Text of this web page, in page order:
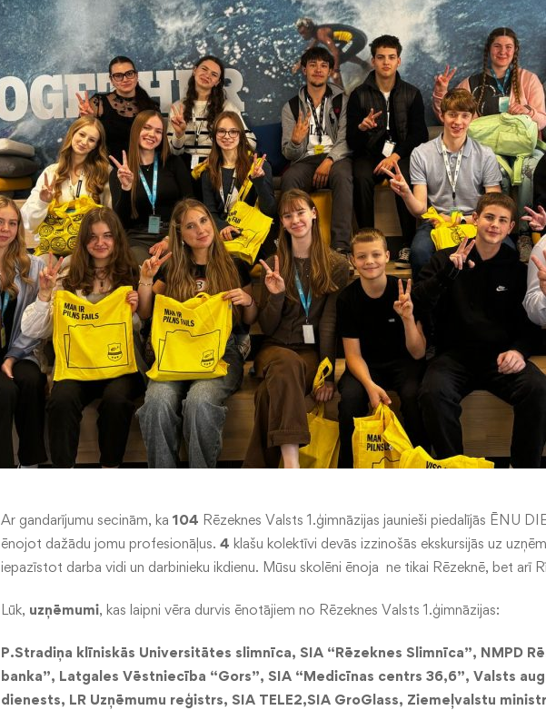
Ar gandarījumu secinām, ka 104 Rēzeknes Valsts 1.ģimnāzijas jaunieši piedalījās ĒNU
ēnojot dažādu jomu profesionāļus. 4 klašu kolektīvi devās izzinošās ekskursijās uz
iepazīstot darba vidi un darbinieku ikdienu. Mūsu skolēni ēnoja ne tikai Rēzeknē, bet arī
Lūk, uzņēmumi, kas laipni vēra durvis ēnotājiem no Rēzeknes Valsts 1.ģimnāzijas:
P.Stradiņa klīniskās Universitātes slimnīca, SIA “Rēzeknes Slimnīca”, NMPD
banka”, Latgales Vēstniecība “Gors”, SIA “Medicīnas centrs 36,6”, Valsts
dienests, LR Uzņēmumu reģistrs, SIA TELE2,SIA GroGlass, Ziemeļvalstu